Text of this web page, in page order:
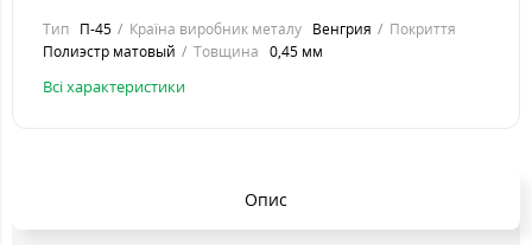
Тип П-45 Країна виробник металу Венгрия
Покриття
Полиэстр матовый
Товщина 0,45 мм
Всі характеристики
Опис